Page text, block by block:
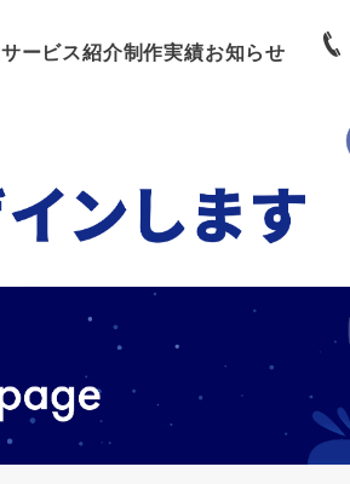
サービス紹介制作実績お知らせ